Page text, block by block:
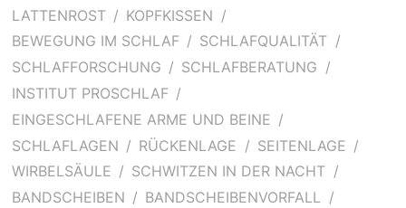
LATTENROST
KOPFKISSEN
BEWEGUNG IM SCHLAF
SCHLAFQUALITÄT
SCHLAFFORSCHUNG
SCHLAFBERATUNG
INSTITUT PROSCHLAF
EINGESCHLAFENE ARME UND BEINE
SCHLAFLAGEN
RÜCKENLAGE
SEITENLAGE
WIRBELSÄULE
SCHWITZEN IN DER NACHT
BANDSCHEIBEN
BANDSCHEIBENVORFALL